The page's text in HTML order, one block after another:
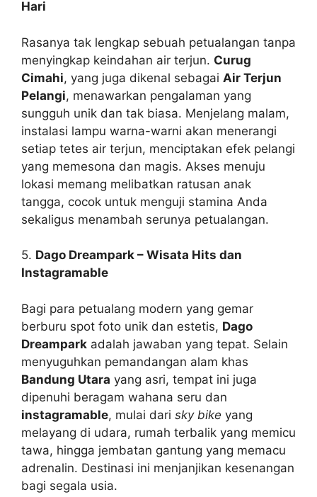
Hari
Rasanya tak lengkap sebuah petualangan tanpa
menyingkap keindahan air terjun. Curug
Cimahi, yang juga dikenal sebagai Air Terjun
Pelangi, menawarkan pengalaman yang
sungguh unik dan tak biasa. Menjelang malam,
instalasi lampu warna-warni akan menerangi
setiap tetes air terjun, menciptakan efek pelangi
yang memesona dan magis. Akses menuju
lokasi memang melibatkan ratusan anak
tangga, cocok untuk menguji stamina Anda
sekaligus menambah serunya petualangan.
5. Dago Dreampark – Wisata Hits dan
Instagramable
Bagi para petualang modern yang gemar
berburu spot foto unik dan estetis, Dago
Dreampark adalah jawaban yang tepat. Selain
menyuguhkan pemandangan alam khas
Bandung Utara yang asri, tempat ini juga
dipenuhi beragam wahana seru dan
instagramable, mulai dari sky bike yang
melayang di udara, rumah terbalik yang memicu
tawa, hingga jembatan gantung yang memacu
adrenalin. Destinasi ini menjanjikan kesenangan
bagi segala usia.